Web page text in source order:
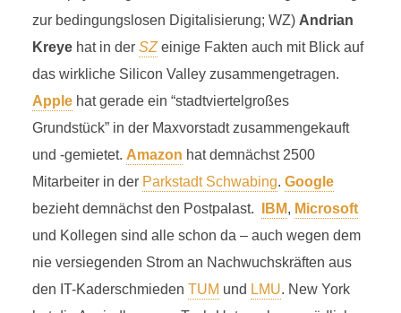
zur bedingungslosen Digitalisierung; WZ) Andrian
Kreyehat in der SZeinige Fakten auch mit Blick auf
das wirkliche Silicon Valley zusammengetragen.
Applehat gerade ein “stadtviertelgroßes
Grundstück” in der Maxvorstadt zusammengekauft
und -gemietet. Amazon hat demnächst 2500
Mitarbeiter in der Parkstadt Schwabing. Google
bezieht demnächst den Postpalast.
IBM, Microsoft
und Kollegen sind alle schon da – auch wegen dem
nie versiegenden Strom an Nachwuchskräften aus
den IT-Kaderschmieden TUM und LMU. New York